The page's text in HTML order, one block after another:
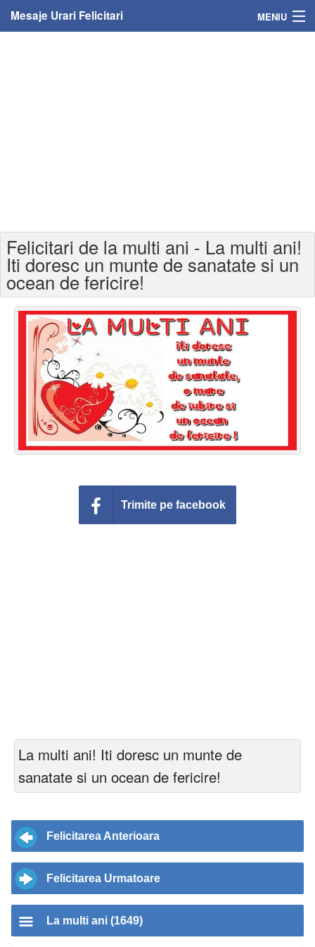
Mesaje Urari Felicitari MENIU
Felicitari varsta
Felicitari zilele anului
Felicitari zile saptamana
Felicitari muzicale
Felicitari muzicale personalizate
Felicitari animate
Invitatii personalizate
Felicitari de la multi ani - La multi ani!
Iti doresc un munte de sanatate si un
ocean de fericire!
Trimite pe facebook
La multi ani! Iti doresc un munte de
sanatate si un ocean de fericire!
Felicitarea Anterioara
Felicitarea Urmatoare
La multi ani (1649)